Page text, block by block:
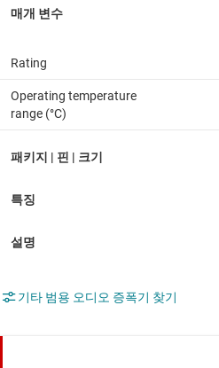
Rating
Operating temperature
range (°C)
기타 범용 오디오 증폭기 찾기